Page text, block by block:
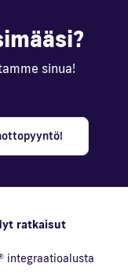
sinua!
ratkaisut
integraatioalusta